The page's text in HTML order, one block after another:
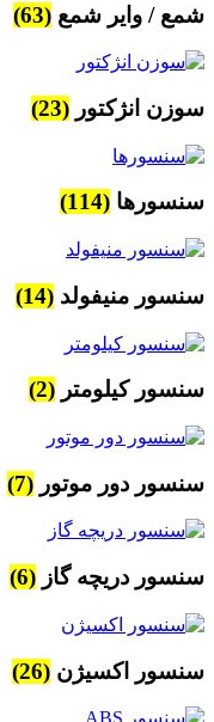
شمع / وایر شمع (63)
سوزن انژکتور (23)
سنسورها (114)
سنسور منیفولد (14)
سنسور کیلومتر (2)
سنسور دور موتور (7)
سنسور دریچه گاز (6)
سنسور اکسیژن (26)